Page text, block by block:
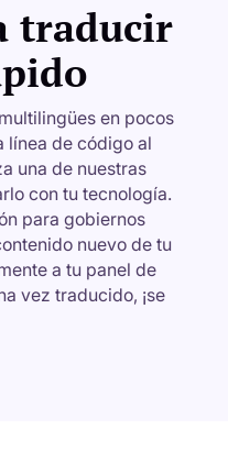
traducir
en pocos
línea de código al
una de nuestras
con tu tecnología.
para gobiernos
nuevo de tu
a tu panel de
vez traducido, ¡se